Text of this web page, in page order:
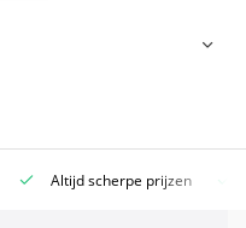
Altijd scherpe prijzen